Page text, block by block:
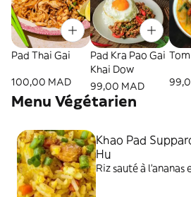
Pad Thai Gai
100,00 MAD
Pad Kra Pao Gai
Khai Dow
99,00 MAD
Menu Végétarien
Khao Pad
Hu
Riz sauté à